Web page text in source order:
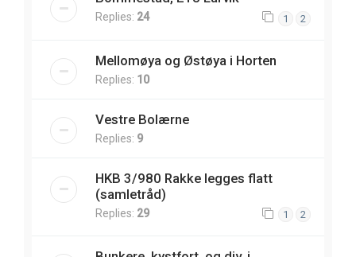
Replies: 24 1 2
Mellomøya og Østøya i Horten
Replies: 10
Vestre Bolærne
Replies: 9
HKB 3/980 Rakke legges flatt
(samletråd)
Replies: 29 1 2